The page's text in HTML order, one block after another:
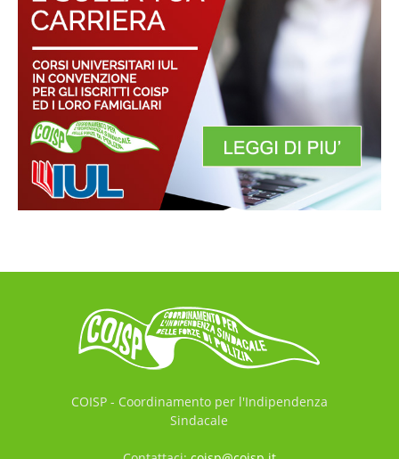
COISP - Coordinamento per l'Indipendenza
Sindacale